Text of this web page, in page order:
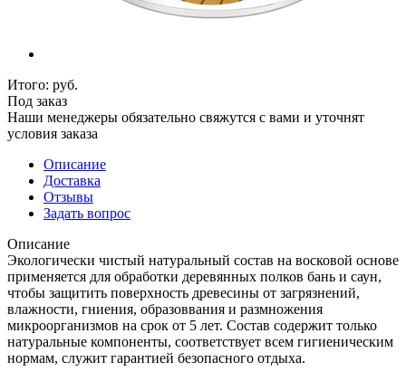
Итого: руб.
Под заказ
Наши менеджеры обязательно свяжутся с вами и уточнят
условия заказа
Описание
Доставка
Отзывы
Задать вопрос
Описание
Экологически чистый натуральный состав на восковой основе
применяется для обработки деревянных полков бань и саун,
чтобы защитить поверхность древесины от загрязнений,
влажности, гниения, образоввания и размножения
микроорганизмов на срок от 5 лет. Состав содержит только
натуральные компоненты, соответствует всем гигиеническим
нормам, служит гарантией безопасного отдыха.